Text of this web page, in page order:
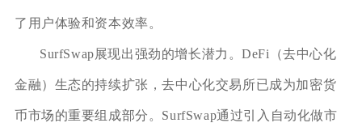
了用户体验和资本效率。
SurfSwap展现出强劲的增长潜力。DeFi（去中心化
金融）生态的持续扩张，去中心化交易所已成为加密货
币市场的重要组成部分。SurfSwap通过引入自动化做市